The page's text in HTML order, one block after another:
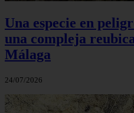
Una especie en
una compleja
Málaga
24/07/2026